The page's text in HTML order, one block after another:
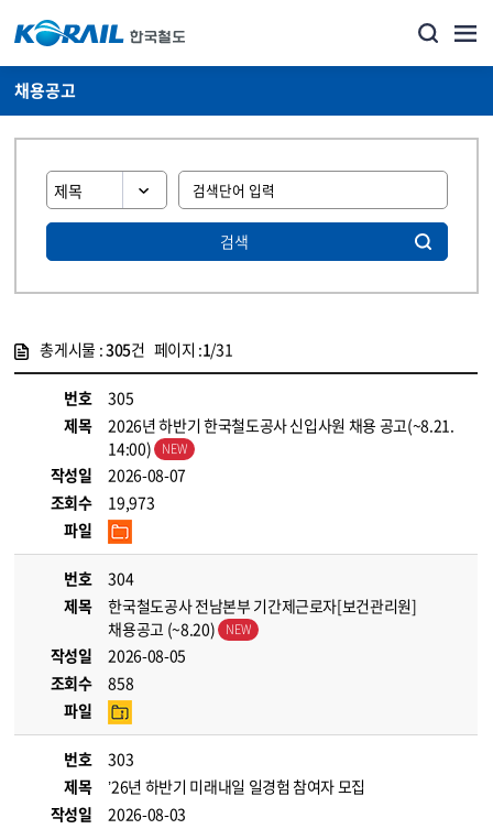
채용공고
검색
총게시물 :305건 페이지 :1/31
번호
305
제목
2026년 하반기 한국철도공사 신입사원 채용 공고(~8.21.
14:00)
작성일
2026-08-07
조회수
19,973
파일
번호
304
제목
한국철도공사 전남본부 기간제근로자[보건관리원]
채용공고 (~8.20)
작성일
2026-08-05
조회수
858
파일
번호
303
제목
’26년 하반기 미래내일 일경험 참여자 모집
작성일
2026-08-03